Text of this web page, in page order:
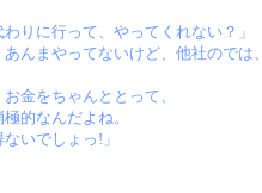
りに行って、やってくれない？」
んまやってないけど、他社のでは、
金をちゃんととって、
的なんだよね。
いでしょっ!」